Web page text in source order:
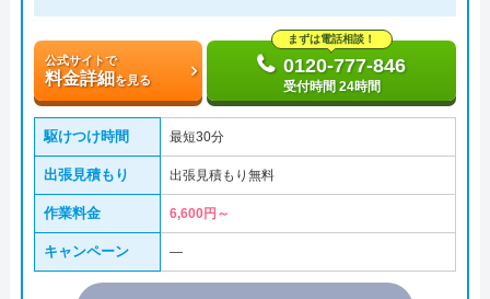
公式サイトで
料金詳細を見る
まずは電話相談！
0120-777-846
受付時間 24時間
駆けつけ時間 最短30分
出張見積もり 出張見積もり無料
作業料金 6,600円～
キャンペーン ―